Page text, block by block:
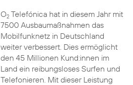
O2Telefónica hat in diesem Jahr mit
7500 Ausbaumaßnahmen das
Mobilfunknetz in Deutschland
weiter verbessert. Dies ermöglicht
den 45 Millionen Kund:innen im
Land ein reibungsloses Surfen und
Telefonieren. Mit dieser Leistung